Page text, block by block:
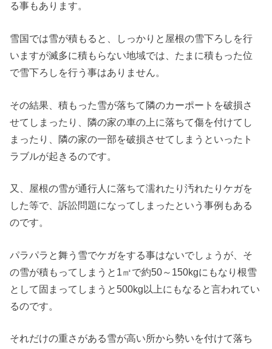
る事もあります。
雪国では雪が積もると、しっかりと屋根の雪下ろしを行
いますが滅多に積もらない地域では、たまに積もった位
で雪下ろしを行う事はありません。
その結果、積もった雪が落ちて隣のカーポートを破損さ
せてしまったり、隣の家の車の上に落ちて傷を付けてし
まったり、隣の家の一部を破損させてしまうといったト
ラブルが起きるのです。
又、屋根の雪が通行人に落ちて濡れたり汚れたりケガを
した等で、訴訟問題になってしまったという事例もある
のです。
パラパラと舞う雪でケガをする事はないでしょうが、そ
の雪が積もってしまうと1㎥で約50～150kgにもなり根雪
として固まってしまうと500kg以上にもなると言われてい
るのです。
それだけの重さがある雪が高い所から勢いを付けて落ち